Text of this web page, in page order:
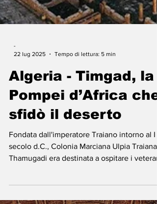
-
22 lug 2025
Tempo di lettura: 5 min
Algeria - Timgad, la
Pompei d’Africa che
Fondata dall'imperatore Traiano intorno al I